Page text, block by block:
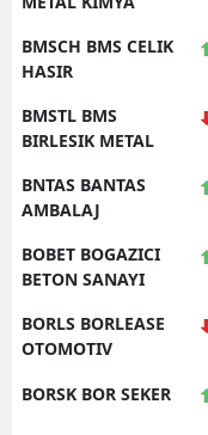
BMSCH BMS CELIK
HASIR
BMSTL BMS
BIRLESIK METAL
BNTAS BANTAS
AMBALAJ
BOBET BOGAZICI
BETON SANAYI
BORLS BORLEASE
OTOMOTIV
BORSK BOR SEKER